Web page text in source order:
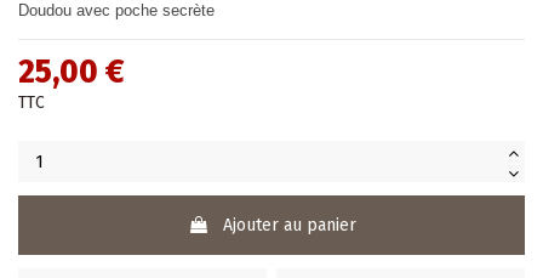
Doudou avec poche secrète
25,00 €
TTC
Ajouter au panier